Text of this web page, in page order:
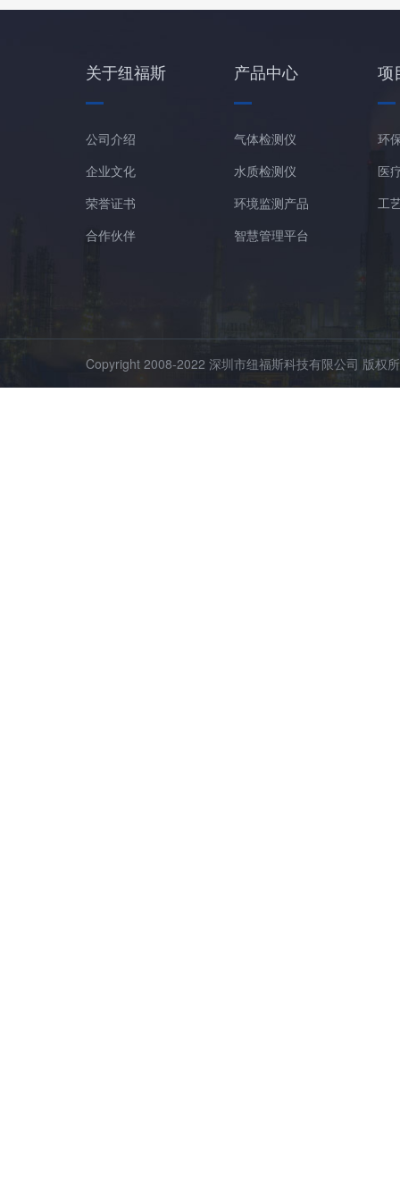
关于纽福斯
公司介绍
企业文化
荣誉证书
合作伙伴
产品中心
气体检测仪
水质检测仪
环境监测产品
智慧管理平台
项
环
医
工
Copyright 2008-2022 深圳市纽福斯科技有限公司 版